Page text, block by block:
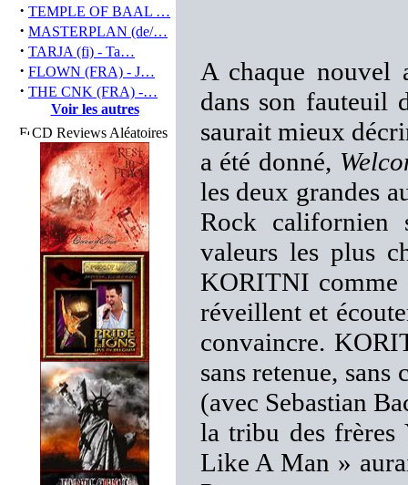
· TEMPLE OF BAAL …
· MASTERPLAN (de/…
· TARJA (fi) - Ta…
· FLOWN (FRA) - J…
· THE CNK (FRA) -…
Voir les autres
CD Reviews Aléatoires
A chaque nouvel
dans son fauteuil
saurait mieux
a été donné,
les deux grandes
Rock californien
valeurs les plus
KORITNI comme
réveillent et
convaincre.
sans retenue,
(avec Sebastian
la tribu des
Like A Man »